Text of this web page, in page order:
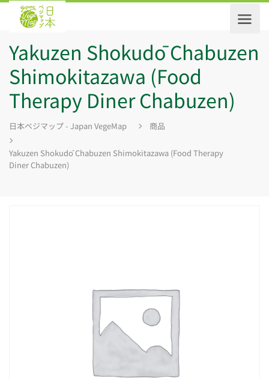
Yakuzen Shokudō Chabuzen
Shimokitazawa (Food
Therapy Diner Chabuzen)
日本ベジマップ - Japan VegeMap 商品
Yakuzen Shokudō Chabuzen Shimokitazawa (Food Therapy
Diner Chabuzen)